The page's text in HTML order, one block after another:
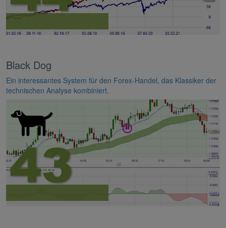
Black Dog
Ein interessantes System für den Forex-Handel, das Klassiker der
technischen Analyse kombiniert.